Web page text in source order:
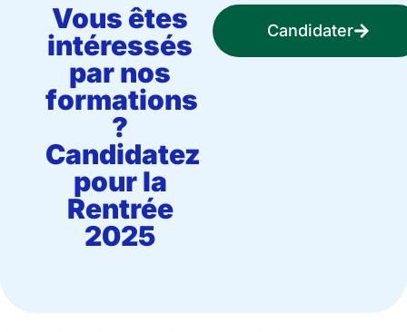
Vous êtes
intéressés
par nos
formations
?
Candidatez
pour la
Rentrée
2025
Candidater